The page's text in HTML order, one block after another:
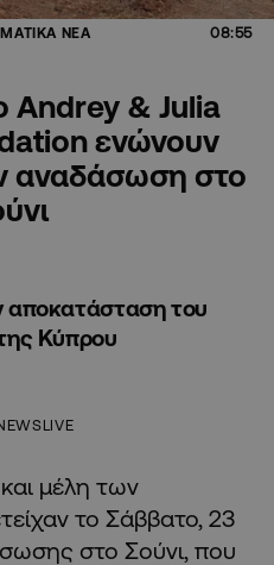
ΝΕΑ 08:55
Andrey & Julia
ενώνουν
αναδάσωση στο
αποκατάσταση του
Κύπρου
και μέλη των
το Σάββατο, 23
στο Σούνι, που